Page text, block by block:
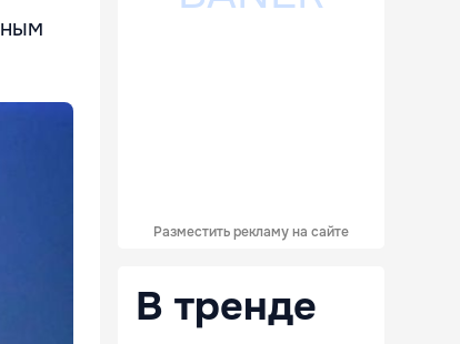
Разместить рекламу на сайте
В тренде